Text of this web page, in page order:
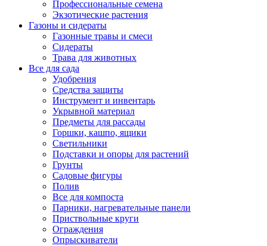
Профессиональные семена
Экзотические растения
Газоны и сидераты
Газонные травы и смеси
Сидераты
Трава для животных
Все для сада
Удобрения
Средства защиты
Инструмент и инвентарь
Укрывной материал
Предметы для рассады
Горшки, кашпо, ящики
Светильники
Подставки и опоры для растений
Грунты
Садовые фигуры
Полив
Все для компоста
Парники, нагревательные панели
Приствольные круги
Ограждения
Опрыскиватели